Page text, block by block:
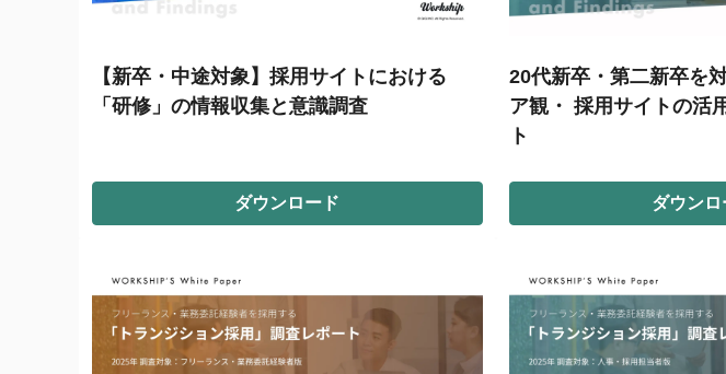
【新卒・中途対象】採用サイトにおける
「研修」の情報収集と意識調査
ダウンロード
20代新卒・第二新卒を
ア観・ 採用サイトの活
ト
ダウンロ